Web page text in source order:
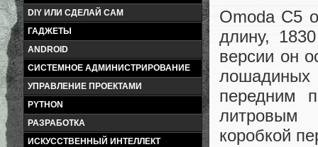
DIY ИЛИ СДЕЛАЙ САМ
ГАДЖЕТЫ
ANDROID
СИСТЕМНОЕ АДМИНИСТРИРОВАНИЕ
УПРАВЛЕНИЕ ПРОЕКТАМИ
PYTHON
РАЗРАБОТКА
ИСКУССТВЕННЫЙ ИНТЕЛЛЕКТ
Omoda C5
длину,
версии он
передним
литровым
коробкой